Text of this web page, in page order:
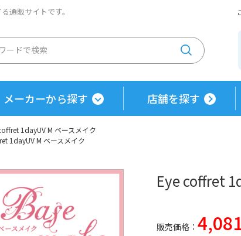
通販サイトです。
メーカーから探す 店舗を探す
1dayUV M ベースメイク
1dayUV M ベースメイク
Eye coffret